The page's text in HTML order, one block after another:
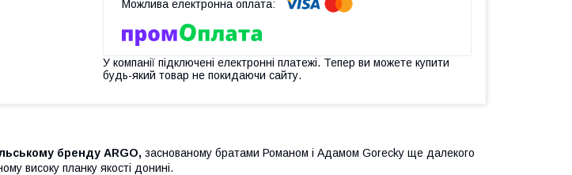
У компанії підключені електронні платежі. Тепер ви можете купити
будь-який товар не покидаючи сайту.
бренду ARGO, заснованому братами Романом і Адамом Gorecky ще далекого
високу планку якості донині.